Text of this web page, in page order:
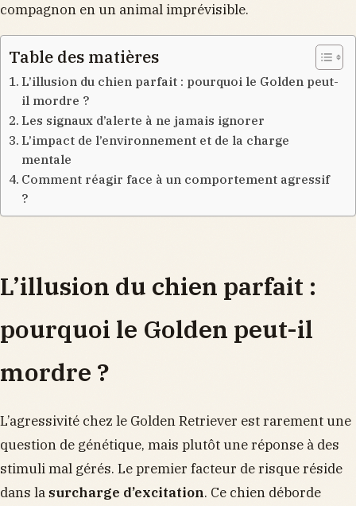
compagnon en un animal imprévisible.
Table des matières
L’illusion du chien parfait : pourquoi le Golden peut-
il mordre ?
Les signaux d’alerte à ne jamais ignorer
L’impact de l’environnement et de la charge
mentale
Comment réagir face à un comportement agressif
?
L’illusion du chien parfait :
pourquoi le Golden peut-il
mordre ?
L’agressivité chez le Golden Retriever est rarement une
question de génétique, mais plutôt une réponse à des
stimuli mal gérés. Le premier facteur de risque réside
dans lasurcharge d’excitation. Ce chien déborde